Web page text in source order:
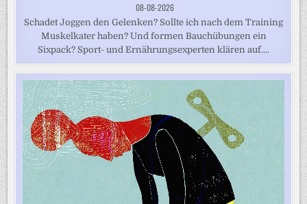
08-08-2026
Schadet Joggen den Gelenken? Sollte ich nach dem Training
Muskelkater haben? Und formen Bauchübungen ein
Sixpack? Sport- und Ernährungsexperten klären auf....